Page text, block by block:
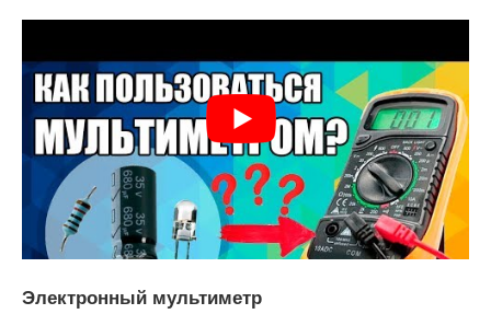
Электронный мультиметр